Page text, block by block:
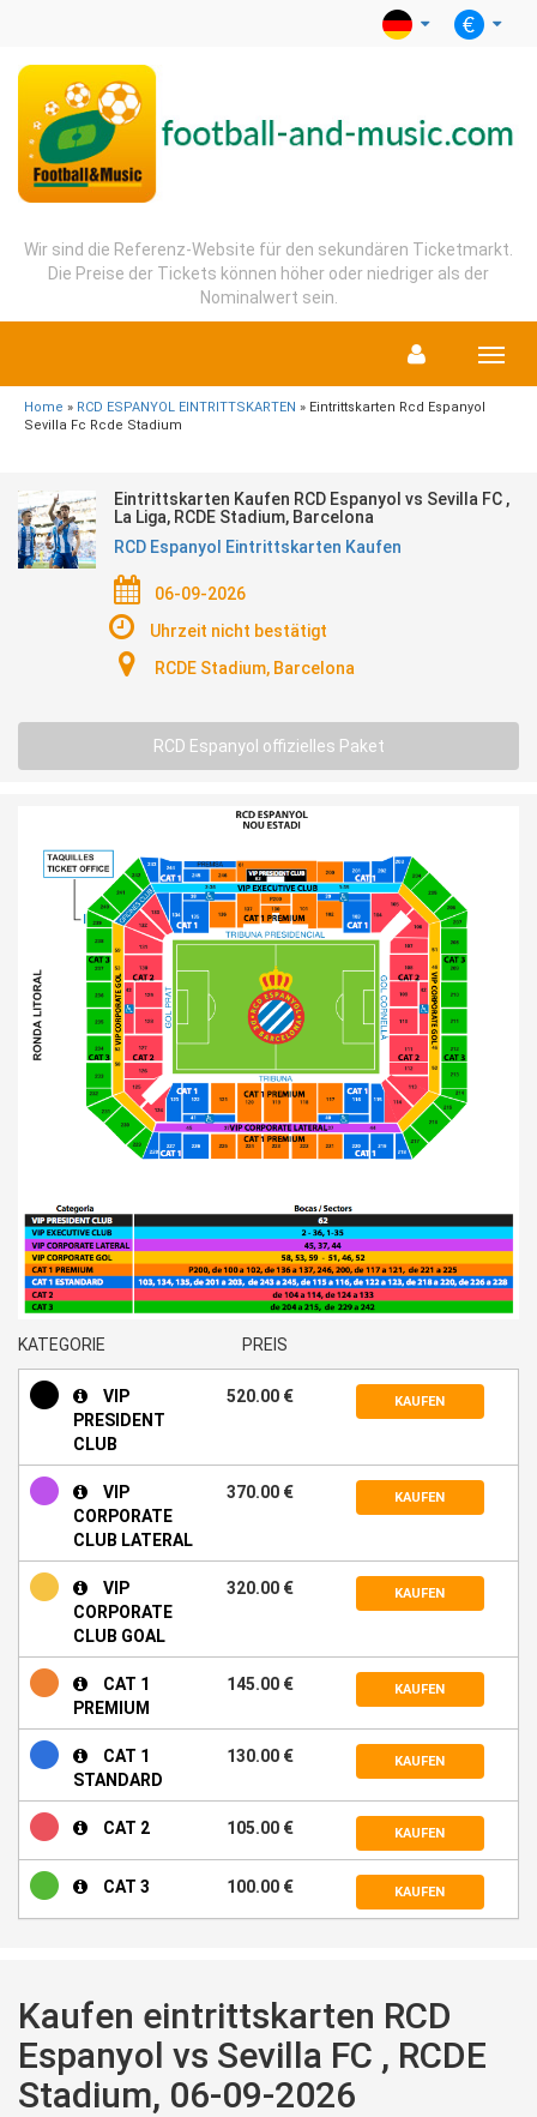
Wir sind die Referenz-Website für den sekundären Ticketmarkt.
Die Preise der Tickets können höher oder niedriger als der
Nominalwert sein.
Menu
Home » RCD ESPANYOL EINTRITTSKARTEN » Eintrittskarten Rcd Espanyol
Sevilla Fc Rcde Stadium
Eintrittskarten Kaufen RCD Espanyol vs Sevilla FC ,
La Liga, RCDE Stadium, Barcelona
RCD Espanyol Eintrittskarten Kaufen
06-09-2026
Uhrzeit nicht bestätigt
RCDE Stadium, Barcelona
RCD Espanyol offizielles Paket
KATEGORIE PREIS
VIP
PRESIDENT
CLUB
520.00 € KAUFEN
VIP
CORPORATE
CLUB LATERAL
370.00 € KAUFEN
VIP
CORPORATE
CLUB GOAL
320.00 € KAUFEN
CAT 1
PREMIUM
145.00 € KAUFEN
CAT 1
STANDARD
130.00 € KAUFEN
CAT 2 105.00 € KAUFEN
CAT 3 100.00 € KAUFEN
Kaufen eintrittskarten RCD
Espanyol vs Sevilla FC , RCDE
Stadium, 06-09-2026